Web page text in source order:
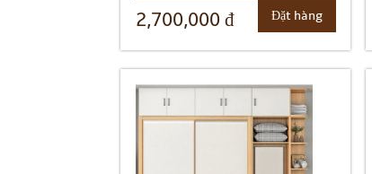
2,700,000 đ Đặt hàng